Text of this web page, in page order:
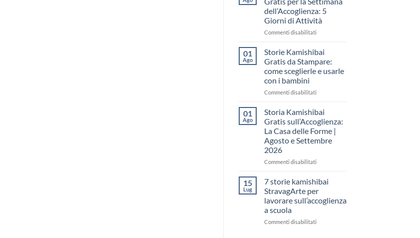
sull’Accoglienza:
come
raccontare
il
senza
fare
una
dell’Accoglienza: 5
Giorni di Attività
Commenti disabilitatisu
Kamishibai
Gratis
per
la
dell’Accoglienza:
di
Attività
01
Ago
Storie Kamishibai
Gratis da Stampare:
come sceglierle e usarle
con i bambini
Commenti disabilitatisu
Kamishibai
Gratis
da
Stampare:
come
e
i
bambini
01
Ago
Storia Kamishibai
Gratis sull’Accoglienza:
La Casa delle Forme |
Agosto e Settembre
2026
Commenti disabilitatisu
Kamishibai
Gratis
sull’Accoglienza:
La
delle
15
Lug
7 storie kamishibai
StravagArte per
lavorare sull’accoglienza
a scuola
Commenti disabilitatisu